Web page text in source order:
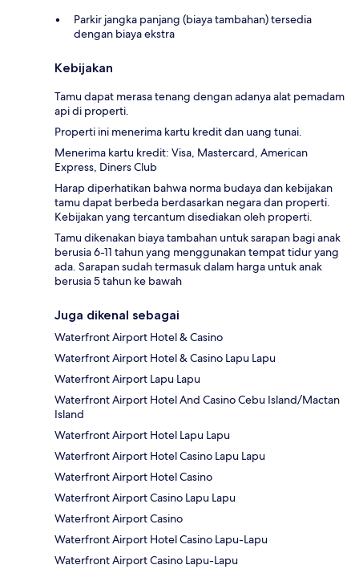
Parkir jangka panjang (biaya tambahan) tersedia
dengan biaya ekstra
Kebijakan
Tamu dapat merasa tenang dengan adanya alat pemadam
api di properti.
Properti ini menerima kartu kredit dan uang tunai.
Menerima kartu kredit: Visa, Mastercard, American
Express, Diners Club
Harap diperhatikan bahwa norma budaya dan kebijakan
tamu dapat berbeda berdasarkan negara dan properti.
Kebijakan yang tercantum disediakan oleh properti.
Tamu dikenakan biaya tambahan untuk sarapan bagi anak
berusia 6-11 tahun yang menggunakan tempat tidur yang
ada. Sarapan sudah termasuk dalam harga untuk anak
berusia 5 tahun ke bawah
Juga dikenal sebagai
Waterfront Airport Hotel & Casino
Waterfront Airport Hotel & Casino Lapu Lapu
Waterfront Airport Lapu Lapu
Waterfront Airport Hotel And Casino Cebu Island/Mactan
Island
Waterfront Airport Hotel Lapu Lapu
Waterfront Airport Hotel Casino Lapu Lapu
Waterfront Airport Hotel Casino
Waterfront Airport Casino Lapu Lapu
Waterfront Airport Casino
Waterfront Airport Hotel Casino Lapu-Lapu
Waterfront Airport Casino Lapu-Lapu